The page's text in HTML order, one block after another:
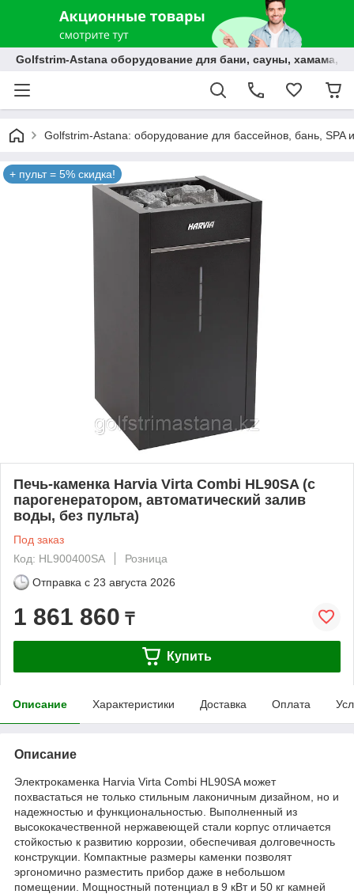
Golfstrim-Astana оборудование для бани, сауны, хамама,
Golfstrim-Astana: оборудование для бассейнов, бань, SPA
+ пульт = 5% скидка!
Печь-каменка Harvia Virta Combi HL90SA (с
парогенератором, автоматический залив
воды, без пульта)
Под заказ
Код: HL900400SA
Розница
Отправка с 23 августа 2026
1 861 860 ₸
Купить
Описание Характеристики Доставка Оплата
Описание
Электрокаменка Harvia Virta Combi HL90SA может
похвастаться не только стильным лаконичным дизайном, но и
надежностью и функциональностью. Выполненный из
высококачественной нержавеющей стали корпус отличается
стойкостью к развитию коррозии, обеспечивая долговечность
конструкции. Компактные размеры каменки позволят
эргономично разместить прибор даже в небольшом
помещении. Мощностный потенциал в 9 кВт и 50 кг камней